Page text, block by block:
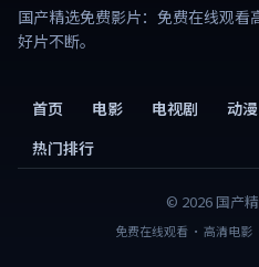
国产精选免费影片：免费在线观看
好片不断。
首页 电影 电视剧 动漫
热门排行
© 2026 国产
免费在线观看 · 高清电